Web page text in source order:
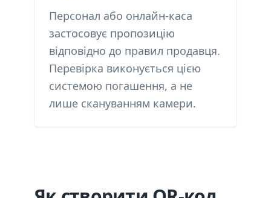
Персонал або онлайн-каса
застосовує пропозицію
відповідно до правил продавця.
Перевірка виконується цією
системою погашення, а не
лише скануванням камери.